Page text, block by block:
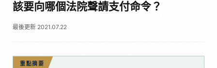
該要向哪個法院聲請支付命令？
最後更新 2021.07.22
重點摘要